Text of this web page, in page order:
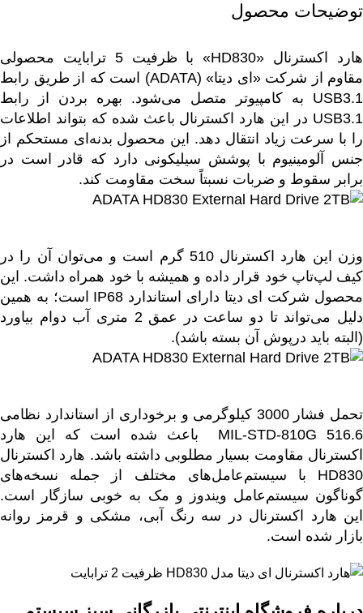
توضیحات محصول
هارد اکسترنال «HD830» با ظرفیت 5 ترابایت محصولی
مقاوم از شرکت «ای دیتا» (ADATA) است که از طریق رابط
USB3.1 به کامپیوتر متصل می‌شود. بهره بردن از رابط
USB3.1 در این هارد اکسترنال باعث شده که بتواند اطلاعات
را با سرعت زیاد انتقال دهد. این محصول بدنه‌ای مستحکم از
جنس آلومینیوم با پوشش سیلیکونی دارد که قادر است در
برابر سقوط و ضربات نسبتاً سخت مقاومت کند.
وزن این هارد اکسترنال 510 گرم است و می‌‌توان آن را در
کیف لپ‌تاپ خود قرار داده و همیشه با خود همراه داشت. این
محصول شرکت ای دیتا دارای استاندارد IP68 است؛ به همین
دلیل می‌تواند تا دو ساعت در عمق 2 متری آب دوام بیاورد
(البته باید درپوش آن بسته باشد).
تحمل فشار 3000 کیلوگرمی و برخوداری از استاندارد نظامی
MIL-STD-810G 516.6 باعث شده است که این هارد
اکسترنال مقاومت بسیار مطلوبی داشته باشد. هارد اکسترنال
HD830 با سیستم‌عامل‌های مختلف از جمله نسخه‌های
گوناگون سیستم‌عامل ویندوز و مک به خوبی سازگار است.
این هارد اکسترنال در سه رنگ آبی، مشکی و قرمز روانه
بازار شده است.